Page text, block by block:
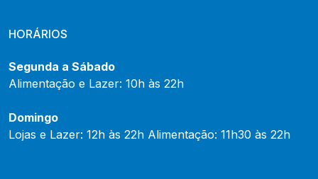
HORÁRIOS
Segunda a Sábado
Alimentação e Lazer: 10h às 22h
Domingo
Lojas e Lazer: 12h às 22h Alimentação: 11h30 às 22h